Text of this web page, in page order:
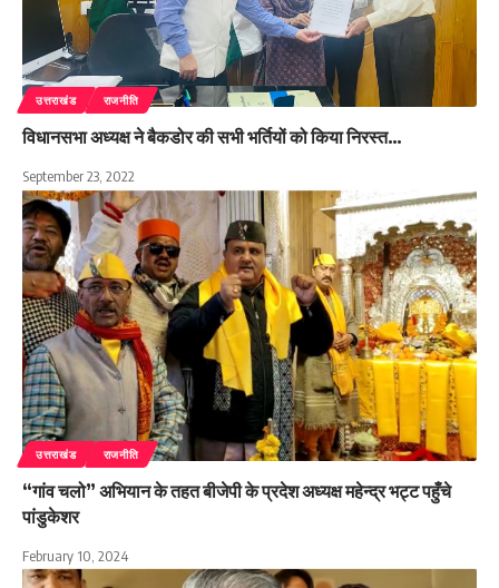
उत्तराखंड राजनीति
विधानसभा अध्यक्ष ने बैकडोर की सभी भर्तियों को किया निरस्त…
September 23, 2022
उत्तराखंड राजनीति
“गांव चलो” अभियान के तहत बीजेपी के प्रदेश अध्यक्ष महेन्द्र भट्ट पहुँचे
पांडुकेशर
February 10, 2024